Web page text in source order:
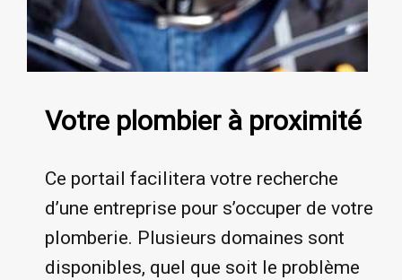
Votre plombier à proximité
Ce portail facilitera votre recherche
d’une entreprise pour s’occuper de votre
plomberie. Plusieurs domaines sont
disponibles, quel que soit le problème